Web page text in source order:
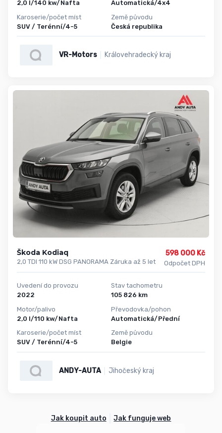
2,0 l/140 kw/Nafta
Karoserie/počet míst
SUV / Terénní/4-5
Automatická/4x4
Země původu
Česká republika
VR-Motors Královehradecký kraj
Škoda Kodiaq
2,0 TDI 110 kW DSG PANORAMA Záruka až 5 let
598 000 Kč
Odpočet DPH
Uvedení do provozu
2022
Motor/palivo
2,0 l/110 kw/Nafta
Karoserie/počet míst
SUV / Terénní/4-5
Stav tachometru
105 826 km
Převodovka/pohon
Automatická/Přední
Země původu
Belgie
ANDY-AUTA Jihočeský kraj
Jak koupit auto Jak funguje web